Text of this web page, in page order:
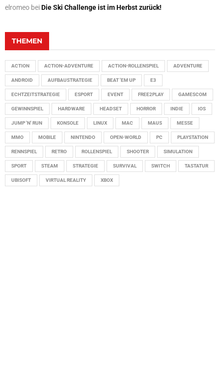
elromeo beiDie Ski Challenge ist im Herbst zurück!
THEMEN
ACTION ACTION-ADVENTURE ACTION-ROLLENSPIEL ADVENTURE
ANDROID AUFBAUSTRATEGIE BEAT 'EM UP E3
ECHTZEITSTRATEGIE ESPORT EVENT FREE2PLAY GAMESCOM
GEWINNSPIEL HARDWARE HEADSET HORROR INDIE IOS
JUMP 'N' RUN KONSOLE LINUX MAC MAUS MESSE
MMO MOBILE NINTENDO OPEN-WORLD PC PLAYSTATION
RENNSPIEL RETRO ROLLENSPIEL SHOOTER SIMULATION
SPORT STEAM STRATEGIE SURVIVAL SWITCH TASTATUR
UBISOFT VIRTUAL REALITY XBOX